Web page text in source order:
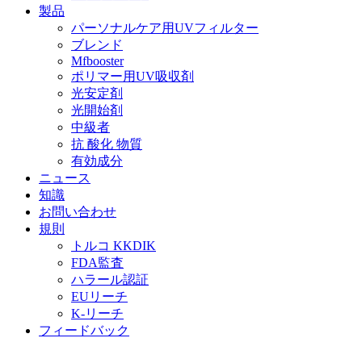
製品
パーソナルケア用UVフィルター
ブレンド
Mfbooster
ポリマー用UV吸収剤
光安定剤
光開始剤
中級者
抗 酸化 物質
有効成分
ニュース
知識
お問い合わせ
規則
トルコ KKDIK
FDA監査
ハラール認証
EUリーチ
K-リーチ
フィードバック